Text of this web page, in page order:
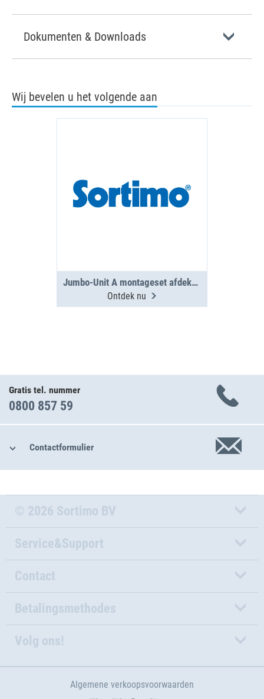
Dokumenten & Downloads
Wij bevelen u het volgende aan
Jumbo-Unit A montageset afdekplaat PS
Ontdek nu
Gratis tel. nummer
0800 857 59
Contactformulier
© 2026 Sortimo BV
Service&Support
Contact
Betalingsmethodes
Volg ons!
Algemene verkoopsvoorwaarden